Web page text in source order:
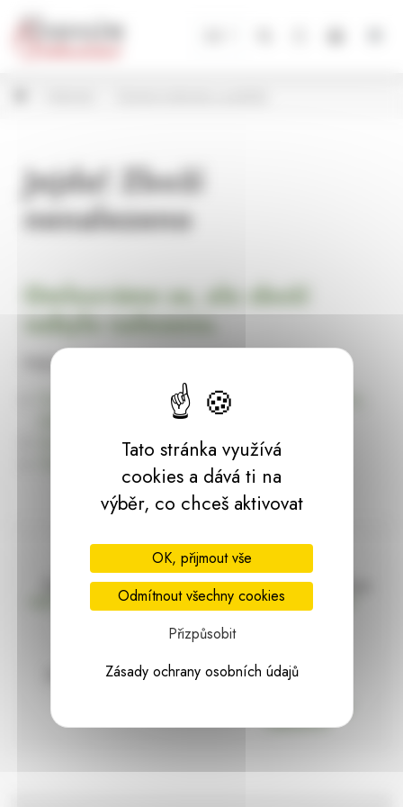
Jejda! Zboží
nenalezeno
Omlouváme se, ale zboží
nebylo nalezeno.
Pokračujte na
Úvodní stránku Dekorace, bytové a zahradní doplňky,
dárky | HARASIM.info
Doprava zdarma
nad 2000 Kč bez DPH
Vše máme skladem
Ihned k odeslání
97% hodnocení Zásilka pod
Panel pro správu cookies
Tato stránka využívá
cookies a dává ti na
výběr, co chceš aktivovat
OK, přijmout vše
Odmítnout všechny cookies
Přizpůsobit
Zásady ochrany osobních údajů